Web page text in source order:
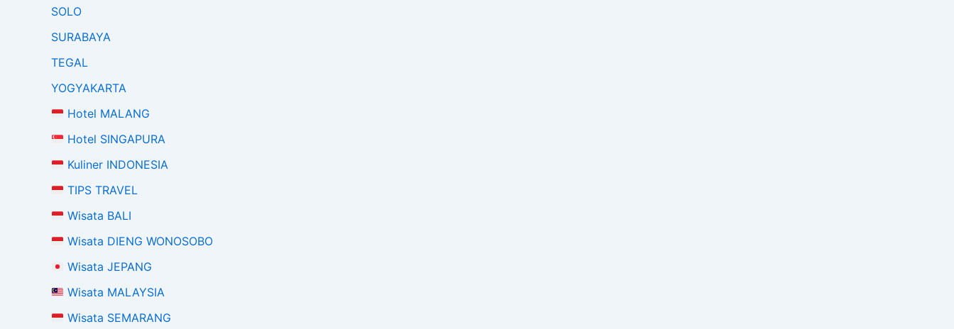
SOLO
SURABAYA
TEGAL
YOGYAKARTA
Hotel MALANG
Hotel SINGAPURA
Kuliner INDONESIA
TIPS TRAVEL
Wisata BALI
Wisata DIENG WONOSOBO
Wisata JEPANG
Wisata MALAYSIA
Wisata SEMARANG